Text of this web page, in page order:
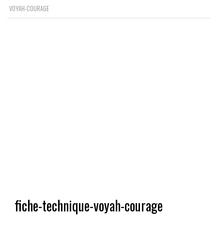
VOYAH-COURAGE
fiche-technique-voyah-courage